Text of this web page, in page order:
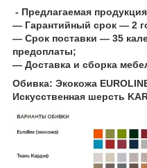
- Предлагаемая
― Гарантийный срок ― 2
― Срок поставки ― 35
предоплаты;
― Доставка и сборка
Обивка: Экокожа
Искусственная шерсть